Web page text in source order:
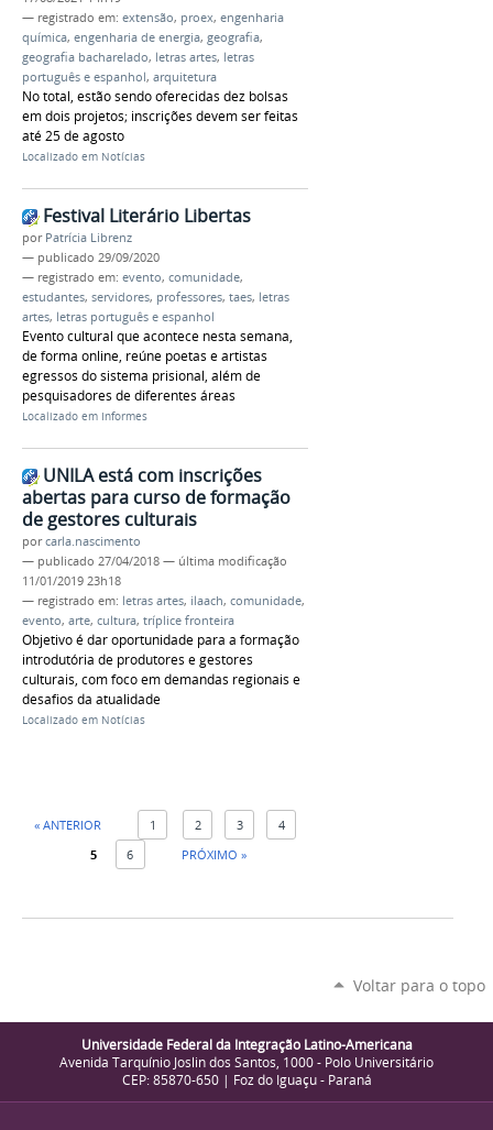
— registrado em: extensão, proex, engenharia
química, engenharia de energia, geografia,
geografia bacharelado, letras artes, letras
português e espanhol, arquitetura
No total, estão sendo oferecidas dez bolsas
em dois projetos; inscrições devem ser feitas
até 25 de agosto
Localizado em Notícias
Festival Literário Libertas
por Patrícia Librenz
— publicado 29/09/2020
— registrado em: evento, comunidade,
estudantes, servidores, professores, taes, letras
artes, letras português e espanhol
Evento cultural que acontece nesta semana,
de forma online, reúne poetas e artistas
egressos do sistema prisional, além de
pesquisadores de diferentes áreas
Localizado em Informes
UNILA está com inscrições
abertas para curso de formação
de gestores culturais
porcarla.nascimento
— publicado 27/04/2018 — última modificação
11/01/2019 23h18
— registrado em: letras artes, ilaach, comunidade,
evento, arte, cultura, tríplice fronteira
Objetivo é dar oportunidade para a formação
introdutória de produtores e gestores
culturais, com foco em demandas regionais e
desafios da atualidade
Localizado em Notícias
« ANTERIOR 1 2 3
4
5
6 PRÓXIMO »
Voltar para o topo
Universidade Federal da Integração Latino-Americana
Avenida Tarquínio Joslin dos Santos, 1000 - Polo Universitário
CEP: 85870-650 | Foz do Iguaçu - Paraná